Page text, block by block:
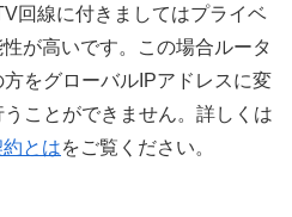
回線に付きましてはプライベ
が高いです。この場合ルータ
をグローバルIPアドレスに変
ことができません。詳しくは
とはをご覧ください。